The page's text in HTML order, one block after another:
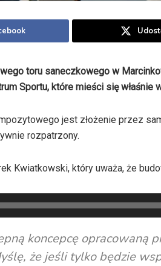
toru saneczkowego w
Sportu, które mieści się właśnie
jest złożenie przez
rozpatrzony.
Kwiatkowski, który uważa, że
koncepcę opracowaną
że jeśli tylko będzie